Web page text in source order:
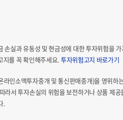
손실과 유동성 및 현금성에 대한 투자위험을
지를 꼭 확인해주세요. 투자위험고지 바로가기
라인소액투자중개 및 통신판매중개)을 영위하
라서 투자손실의 위험을 보전하거나 상품 제
.